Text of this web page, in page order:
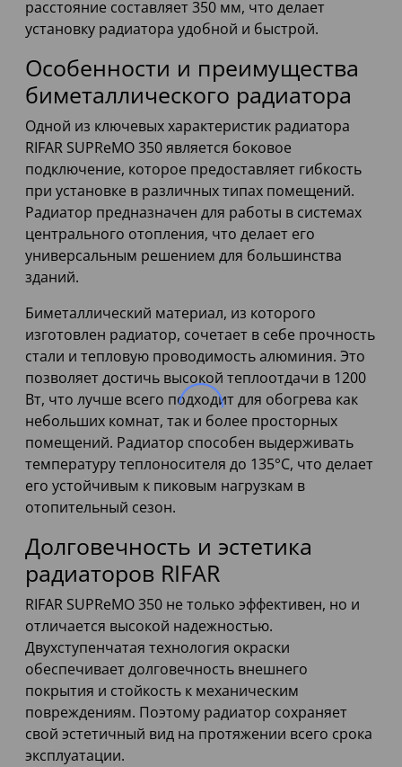
расстояние составляет 350 мм, что делает
установку радиатора удобной и быстрой.
Особенности и преимущества
биметаллического радиатора
Одной из ключевых характеристик радиатора
RIFAR SUPReMO 350 является боковое
подключение, которое предоставляет гибкость
при установке в различных типах помещений.
Радиатор предназначен для работы в системах
центрального отопления, что делает его
универсальным решением для большинства
зданий.
Биметаллический материал, из которого
изготовлен радиатор, сочетает в себе прочность
стали и тепловую проводимость алюминия. Это
позволяет достичь высокой теплоотдачи в 1200
Вт, что лучше всего подходит для обогрева как
небольших комнат, так и более просторных
помещений. Радиатор способен выдерживать
температуру теплоносителя до 135°C, что делает
его устойчивым к пиковым нагрузкам в
отопительный сезон.
Долговечность и эстетика
радиаторов RIFAR
RIFAR SUPReMO 350 не только эффективен, но и
отличается высокой надежностью.
Двухступенчатая технология окраски
обеспечивает долговечность внешнего
покрытия и стойкость к механическим
повреждениям. Поэтому радиатор сохраняет
свой эстетичный вид на протяжении всего срока
эксплуатации.